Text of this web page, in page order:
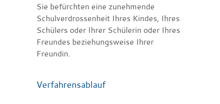
Sie befürchten eine zunehmende
Schulverdrossenheit Ihres Kindes, Ihres
Schülers oder Ihrer Schülerin oder Ihres
Freundes beziehungsweise Ihrer
Freundin.
Verfahrensablauf